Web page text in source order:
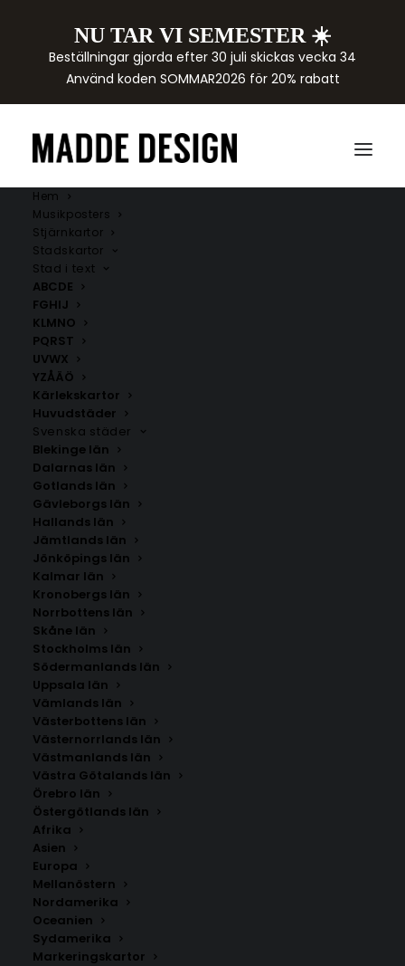
NU TAR VI SEMESTER ☀️
Beställningar gjorda efter 30 juli skickas vecka 34
Använd koden SOMMAR2026 för 20% rabatt
Hem
Musikposters
Stjärnkartor
Stadskartor
Stad i text
ABCDE
FGHIJ
KLMNO
PQRST
UVWX
YZÅÄÖ
Kärlekskartor
Huvudstäder
Svenska städer
Blekinge län
Dalarnas län
Gotlands län
Gävleborgs län
Hallands län
Jämtlands län
Jönköpings län
Kalmar län
Kronobergs län
Norrbottens län
Skåne län
Stockholms län
Södermanlands län
Uppsala län
Vämlands län
Västerbottens län
Västernorrlands län
Västmanlands län
Västra Götalands län
Örebro län
Östergötlands län
Afrika
Asien
Europa
Mellanöstern
Nordamerika
Oceanien
Sydamerika
Markeringskartor
Olsfors
Storlek
350.00kr
Handritad karta över Olsfors i
Välj mellan fyra olika storlekar: 50×70 cm, 40×50 cm,